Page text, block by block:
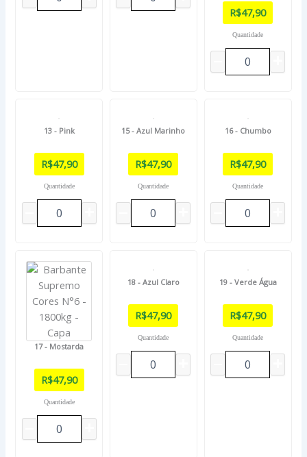
R$47,90
Quantidade
13 - Pink
R$47,90
Quantidade
15 - Azul Marinho
R$47,90
Quantidade
16 - Chumbo
R$47,90
Quantidade
17 - Mostarda
R$47,90
Quantidade
18 - Azul Claro
R$47,90
Quantidade
19 - Verde Água
R$47,90
Quantidade